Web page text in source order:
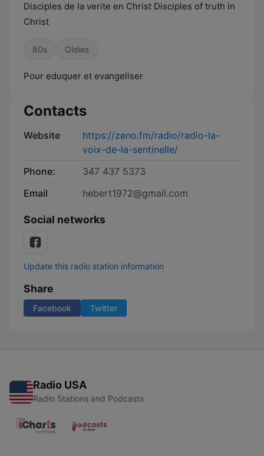
Disciples de la verite en Christ Disciples of truth in
Christ
80s Oldies
Pour eduquer et evangeliser
Contacts
Website
https://zeno.fm/radio/radio-la-
voix-de-la-sentinelle/
Phone:
347 437 5373
Email
hebert1972@gmail.com
Social networks
Update this radio station information
Share
Facebook Twitter
Radio USA
Radio Stations and Podcasts